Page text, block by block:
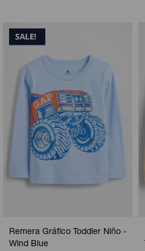
Remera Gráfico Toddler Niño -
Wind Blue